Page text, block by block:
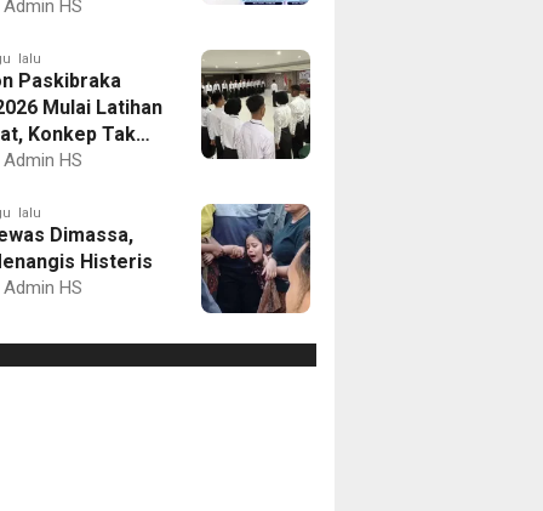
dan Gelar
Admin HS
lalu
Paskibraka
Mulai Latihan
Konkep Tak
Admin HS
lalu
Dimassa,
Histeris
Admin HS